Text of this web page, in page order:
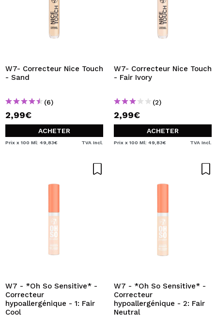
W7- Correcteur Nice Touch
- Sand
(6)
2,99€
ACHETER
Prix x 100 Ml: 49,83€ TVA Incl.
W7- Correcteur Nice Touch
- Fair Ivory
(2)
2,99€
ACHETER
Prix x 100 Ml: 49,83€ TVA Incl.
W7 - *Oh So Sensitive* -
Correcteur
hypoallergénique - 1: Fair
Cool
W7 - *Oh So Sensitive* -
Correcteur
hypoallergénique - 2: Fair
Neutral